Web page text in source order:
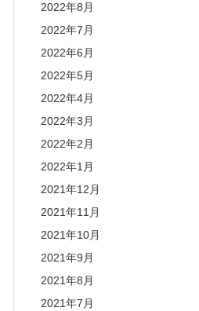
2022年8月
2022年7月
2022年6月
2022年5月
2022年4月
2022年3月
2022年2月
2022年1月
2021年12月
2021年11月
2021年10月
2021年9月
2021年8月
2021年7月